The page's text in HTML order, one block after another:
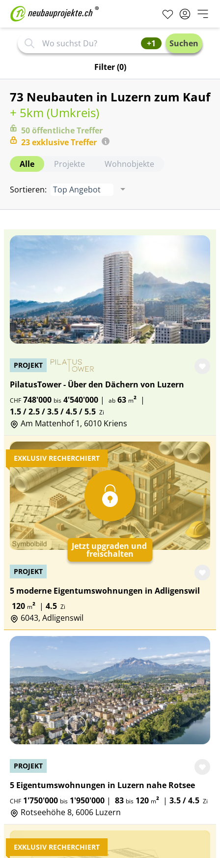
+1 Suchen
Filter(0)
73 Neubauten in Luzern zum Kauf
+ 5km (Umkreis)
50öffentlicheTreffer
23exklusiveTreffer
Alle
Projekte Wohnobjekte
Sortieren: Top Angebot
PROJEKT
PilatusTower - Über den Dächern von Luzern
CHF 748'000 bis 4'540'000 | ab 63 m² |
1.5 / 2.5 / 3.5 / 4.5 / 5.5 Zi
Am Mattenhof 1, 6010 Kriens
EXKLUSIV RECHERCHIERT
Jetzt upgraden und
freischalten
PROJEKT
5 moderne Eigentumswohnungen in Adligenswil
120 m² | 4.5 Zi
6043, Adligenswil
PROJEKT
5 Eigentumswohnungen in Luzern nahe Rotsee
CHF 1'750'000 bis 1'950'000 | 83 bis 120 m² | 3.5 / 4.5 Zi
Rotseehöhe 8, 6006 Luzern
EXKLUSIV RECHERCHIERT